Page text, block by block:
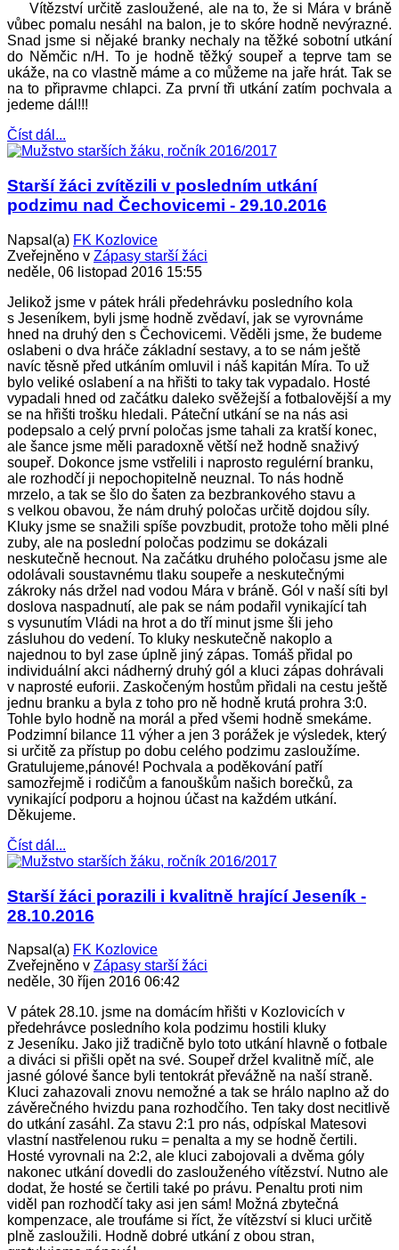
Vítězství určitě zasloužené, ale na to, že si Mára v bráně
vůbec pomalu nesáhl na balon, je to skóre hodně nevýrazné.
Snad jsme si nějaké branky nechaly na těžké sobotní utkání
do Němčic n/H. To je hodně těžký soupeř a teprve tam se
ukáže, na co vlastně máme a co můžeme na jaře hrát. Tak se
na to připravme chlapci. Za první tři utkání zatím pochvala a
jedeme dál!!!
Číst dál...
Starší žáci zvítězili v posledním utkání
podzimu nad Čechovicemi - 29.10.2016
Napsal(a) FK Kozlovice
Zveřejněno v Zápasy starší žáci
neděle, 06 listopad 2016 15:55
Jelikož jsme v pátek hráli předehrávku posledního kola
s Jeseníkem, byli jsme hodně zvědaví, jak se vyrovnáme
hned na druhý den s Čechovicemi. Věděli jsme, že budeme
oslabeni o dva hráče základní sestavy, a to se nám ještě
navíc těsně před utkáním omluvil i náš kapitán Míra. To už
bylo veliké oslabení a na hřišti to taky tak vypadalo. Hosté
vypadali hned od začátku daleko svěžejší a fotbalovější a my
se na hřišti trošku hledali. Páteční utkání se na nás asi
podepsalo a celý první poločas jsme tahali za kratší konec,
ale šance jsme měli paradoxně větší než hodně snaživý
soupeř. Dokonce jsme vstřelili i naprosto regulérní branku,
ale rozhodčí ji nepochopitelně neuznal. To nás hodně
mrzelo, a tak se šlo do šaten za bezbrankového stavu a
s velkou obavou, že nám druhý poločas určitě dojdou síly.
Kluky jsme se snažili spíše povzbudit, protože toho měli plné
zuby, ale na poslední poločas podzimu se dokázali
neskutečně hecnout. Na začátku druhého poločasu jsme ale
odolávali soustavnému tlaku soupeře a neskutečnými
zákroky nás držel nad vodou Mára v bráně. Gól v naší síti byl
doslova naspadnutí, ale pak se nám podařil vynikající tah
s vysunutím Vládi na hrot a do tří minut jsme šli jeho
zásluhou do vedení. To kluky neskutečně nakoplo a
najednou to byl zase úplně jiný zápas. Tomáš přidal po
individuální akci nádherný druhý gól a kluci zápas dohrávali
v naprosté euforii. Zaskočeným hostům přidali na cestu ještě
jednu branku a byla z toho pro ně hodně krutá prohra 3:0.
Tohle bylo hodně na morál a před všemi hodně smekáme.
Podzimní bilance 11 výher a jen 3 porážek je výsledek, který
si určitě za přístup po dobu celého podzimu zasloužíme.
Gratulujeme,pánové! Pochvala a poděkování patří
samozřejmě i rodičům a fanouškům našich borečků, za
vynikající podporu a hojnou účast na každém utkání.
Děkujeme.
Číst dál...
Starší žáci porazili i kvalitně hrající Jeseník -
28.10.2016
Napsal(a) FK Kozlovice
Zveřejněno v Zápasy starší žáci
neděle, 30 říjen 2016 06:42
V pátek 28.10. jsme na domácím hřišti v Kozlovicích v
předehrávce posledního kola podzimu hostili kluky
z Jeseníku. Jako již tradičně bylo toto utkání hlavně o fotbale
a diváci si přišli opět na své. Soupeř držel kvalitně míč, ale
jasné gólové šance byli tentokrát převážně na naší straně.
Kluci zahazovali znovu nemožné a tak se hrálo naplno až do
závěrečného hvizdu pana rozhodčího. Ten taky dost necitlivě
do utkání zasáhl. Za stavu 2:1 pro nás, odpískal Matesovi
vlastní nastřelenou ruku = penalta a my se hodně čertili.
Hosté vyrovnali na 2:2, ale kluci zabojovali a dvěma góly
nakonec utkání dovedli do zaslouženého vítězství. Nutno ale
dodat, že hosté se čertili také po právu. Penaltu proti nim
viděl pan rozhodčí taky asi jen sám! Možná zbytečná
kompenzace, ale troufáme si říct, že vítězství si kluci určitě
plně zasloužili. Hodně dobré utkání z obou stran,